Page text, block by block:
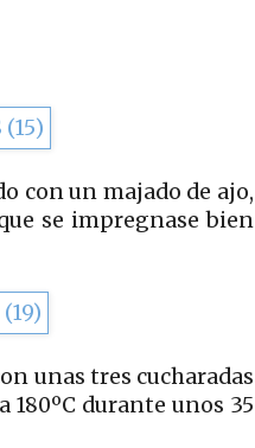
con un majado de ajo,
se impregnase bien
unas tres cucharadas
durante unos 35